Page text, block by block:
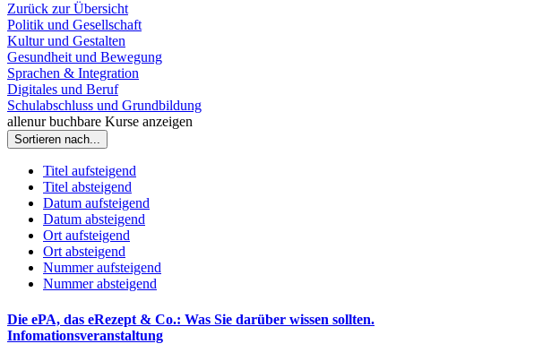
Zurück zur Übersicht
Politik und Gesellschaft
Kultur und Gestalten
Gesundheit und Bewegung
Sprachen & Integration
Digitales und Beruf
Schulabschluss und Grundbildung
allenur buchbare Kurse anzeigen
Sortieren nach...
Titel aufsteigend
Titel absteigend
Datum aufsteigend
Datum absteigend
Ort aufsteigend
Ort absteigend
Nummer aufsteigend
Nummer absteigend
Die ePA, das eRezept & Co.: Was Sie darüber wissen sollten.
Infomationsveranstaltung